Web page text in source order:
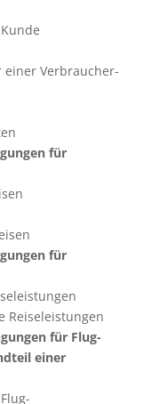
einer Verbraucher-
für
für
Reiseleistungen
für Flug-
einer